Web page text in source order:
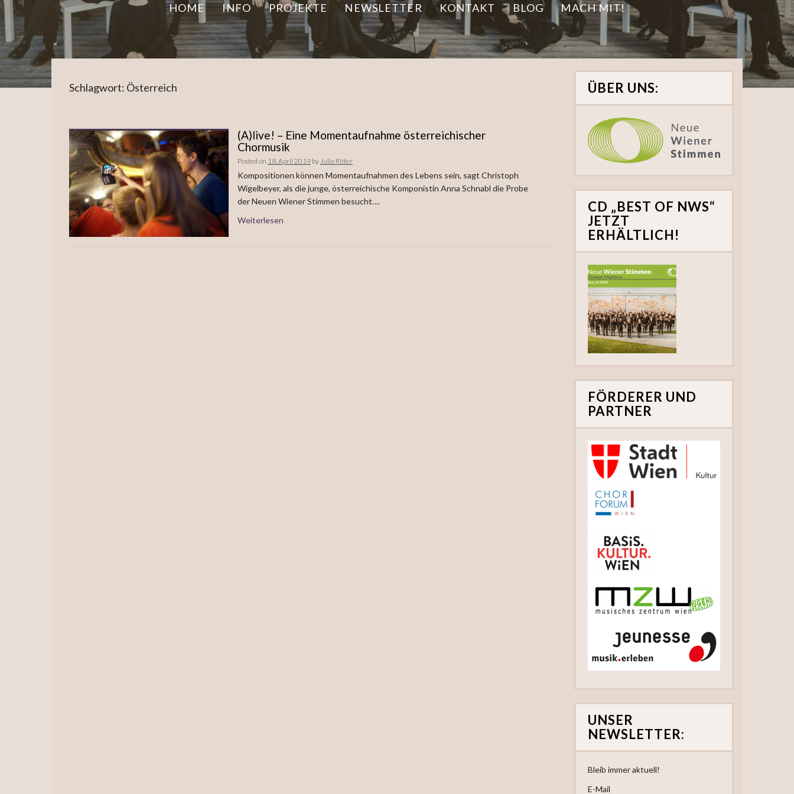
HOME INFO PROJEKTE NEWSLETTER KONTAKT BLOG MACH MIT!
Schlagwort: Österreich
(A)live! – Eine Momentaufnahme österreichischer
Chormusik
Posted on 18. April 2019 by Julia Ritter
Kompositionen können Momentaufnahmen des Lebens sein, sagt Christoph
Wigelbeyer, als die junge, österreichische Komponistin Anna Schnabl die Probe
der Neuen Wiener Stimmen besucht….
Weiterlesen
ÜBER UNS:
CD „BEST OF NWS“
JETZT
ERHÄLTLICH!
FÖRDERER UND
PARTNER
UNSER
NEWSLETTER:
Bleib immer aktuell!
E-Mail